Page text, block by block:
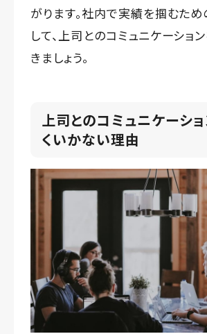
がります。社内で実績を掴むため
して、上司とのコミュニケーショ
きましょう。
上司とのコミュニケーショ
くいかない理由